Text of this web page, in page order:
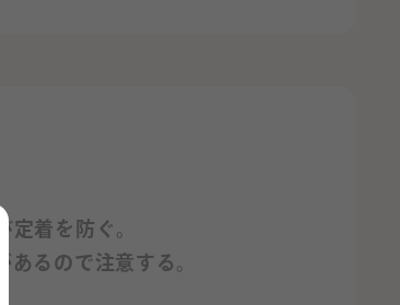
着を防ぐ。
るので注意する。